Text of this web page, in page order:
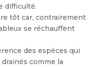
difficulté.
tôt car, contrairement
se réchauffent
des espèces qui
comme la